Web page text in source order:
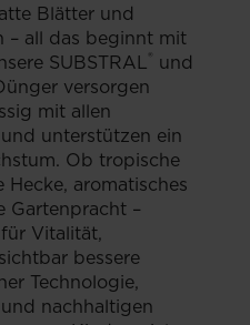
Blätter und
– all das beginnt mit
SUBSTRAL® und
versorgen
mit allen
unterstützen ein
Ob tropische
aromatisches
Gartenpracht –
Vitalität,
bessere
Technologie,
nachhaltigen